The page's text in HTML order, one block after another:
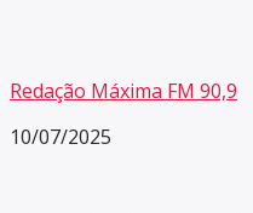
Redação Máxima FM 90,9
10/07/2025